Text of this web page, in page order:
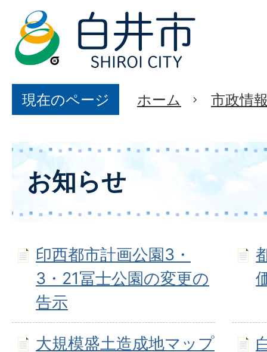
現在のページ ホーム 市政情
お知らせ
印西都市計画公園3・
3・21冨士公園の変更の
告示
大規模盛土造成地マップ